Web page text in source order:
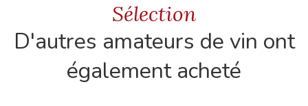
Sélection
D'autres amateurs de vin ont
également acheté